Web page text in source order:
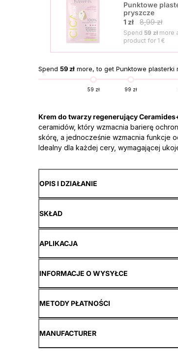
Punktowe
pryszcze
1 zł
8,99 zł
Spend 59 złmore
product for 1 €
Spend 59 złmore, to get Punktowe plasterki
59 zł 99 zł
Krem do twarzy regenerujący
ceramidów, który wzmacnia barierę
skórę, a jednocześnie wzmacnia funkcje
Idealny dla każdej cery, wymagającej
OPIS I DZIAŁANIE
SKŁAD
APLIKACJA
INFORMACJE O WYSYŁCE
METODY PŁATNOŚCI
MANUFACTURER